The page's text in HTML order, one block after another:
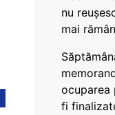
nu
mai
ocuparea
fi